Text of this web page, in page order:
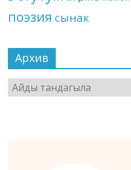
поэзия сынак
Архив
Архив